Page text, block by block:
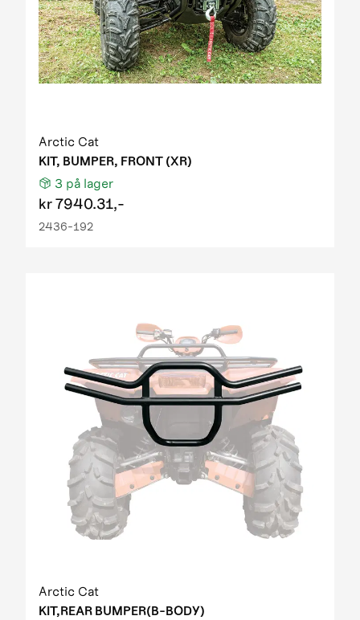
Arctic Cat
KIT, BUMPER, FRONT (XR)
3 på lager
kr7940.31,-
2436-192
Arctic Cat
KIT,REAR BUMPER(B-BODY)